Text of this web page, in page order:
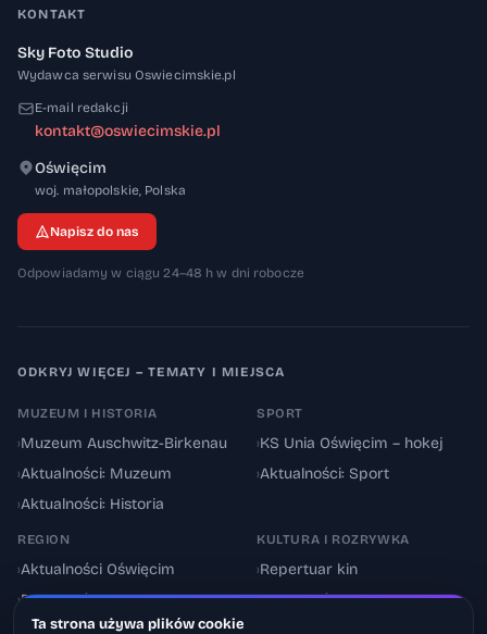
KONTAKT
Sky Foto Studio
Wydawca serwisu Oswiecimskie.pl
E-mail redakcji
kontakt@oswiecimskie.pl
Oświęcim
woj. małopolskie, 32-600
Polska
Napisz do nas
Odpowiadamy w ciągu 24–48 h w dni robocze
ODKRYJ WIĘCEJ – TEMATY I MIEJSCA
MUZEUM I HISTORIA
›Muzeum Auschwitz-Birkenau
›Aktualności: Muzeum
›Aktualności: Historia
SPORT
›KS Unia Oświęcim – hokej
›Aktualności: Sport
REGION
›Aktualności Oświęcim
›Powiat oświęcimski
KULTURA I ROZRYWKA
›Repertuar kin
›Aktualności: Kultura
Ta strona używa plików cookie